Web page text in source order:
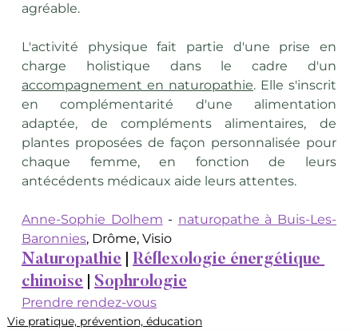
agréable.
L'activité physique fait partie d'une prise en
accompagnement en naturopathie. Elle s'inscrit
en complémentarité d'une alimentation
adaptée, de compléments alimentaires, de
plantes proposées de façon personnalisée pour
chaque femme, en fonction de leurs
antécédents médicaux aide leurs attentes.
Anne-Sophie Dolhem - naturopathe à Buis-Les-
Baronnies, Drôme, Visio
Naturopathie | Réflexologie énergétique
chinoise | Sophrologie
Prendre rendez-vous
Vie pratique, prévention, éducation